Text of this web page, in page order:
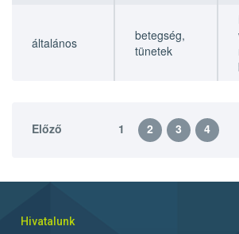
általános
betegség,
tünetek
Előző 1 2 3 4
Hivatalunk